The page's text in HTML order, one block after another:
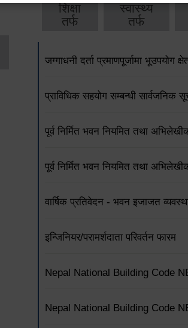
शिक्षा
तर्फ
स्वास्थ्य
तर्फ
जग्गाधनी दर्ता प्रमाणपूर्जामा भूउपयोग
प्राविधिक सहयोग सम्बन्धी सार्वजनिक
पूर्व निर्मित भवन नियमित तथा
पूर्व निर्मित भवन नियमित तथा
वार्षिक प्रतिवेदन - भवन इजाजत
इन्जिनियर/परामर्शदाता परिवर्तन फारम
Nepal National Building Code
Nepal National Building Code